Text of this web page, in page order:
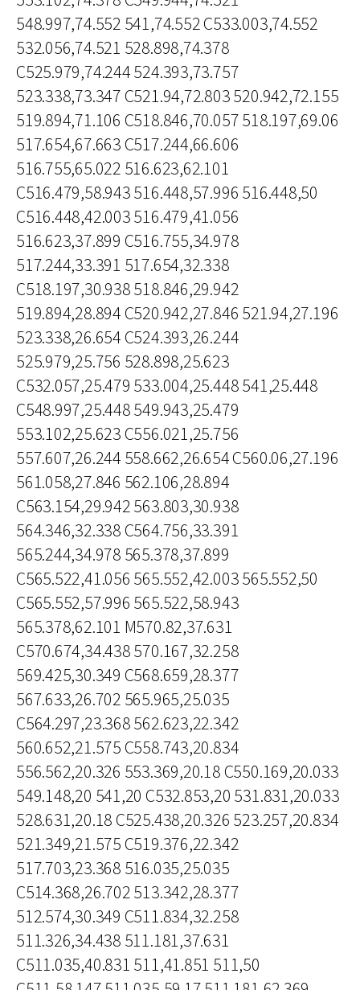
548.997,74.552 541,74.552 C533.003,74.552
532.056,74.521 528.898,74.378
C525.979,74.244 524.393,73.757
523.338,73.347 C521.94,72.803 520.942,72.155
519.894,71.106 C518.846,70.057 518.197,69.06
517.654,67.663 C517.244,66.606
516.755,65.022 516.623,62.101
C516.479,58.943 516.448,57.996 516.448,50
C516.448,42.003 516.479,41.056
516.623,37.899 C516.755,34.978
517.244,33.391 517.654,32.338
C518.197,30.938 518.846,29.942
519.894,28.894 C520.942,27.846 521.94,27.196
523.338,26.654 C524.393,26.244
525.979,25.756 528.898,25.623
C532.057,25.479 533.004,25.448 541,25.448
C548.997,25.448 549.943,25.479
553.102,25.623 C556.021,25.756
557.607,26.244 558.662,26.654 C560.06,27.196
561.058,27.846 562.106,28.894
C563.154,29.942 563.803,30.938
564.346,32.338 C564.756,33.391
565.244,34.978 565.378,37.899
C565.522,41.056 565.552,42.003 565.552,50
C565.552,57.996 565.522,58.943
565.378,62.101 M570.82,37.631
C570.674,34.438 570.167,32.258
569.425,30.349 C568.659,28.377
567.633,26.702 565.965,25.035
C564.297,23.368 562.623,22.342
560.652,21.575 C558.743,20.834
556.562,20.326 553.369,20.18 C550.169,20.033
549.148,20 541,20 C532.853,20 531.831,20.033
528.631,20.18 C525.438,20.326 523.257,20.834
521.349,21.575 C519.376,22.342
517.703,23.368 516.035,25.035
C514.368,26.702 513.342,28.377
512.574,30.349 C511.834,32.258
511.326,34.438 511.181,37.631
C511.035,40.831 511,41.851 511,50